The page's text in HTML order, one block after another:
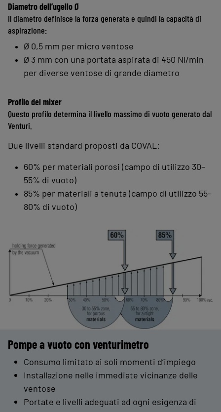
Diametro dell’ugello Ø
Il diametro definisce la forza generata e quindi la capacità di
aspirazione:
Ø 0,5 mm per micro ventose
Ø 3 mm con una portata aspirata di 450 Nl/min
per diverse ventose di grande diametro
Profilo del mixer
Questo profilo determina il livello massimo di vuoto generato dal
Venturi.
Due livelli standard proposti da COVAL:
60% per materiali porosi (campo di utilizzo 30–
55% di vuoto)
85% per materiali a tenuta (campo di utilizzo 55–
80% di vuoto)
Pompe a vuoto con venturimetro
Consumo limitato ai soli momenti d’impiego
Installazione nelle immediate vicinanze delle
ventose
Portate e livelli adeguati ad ogni esigenza di